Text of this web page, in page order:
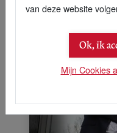
van deze website
Ok, ik
Mijn Cookies